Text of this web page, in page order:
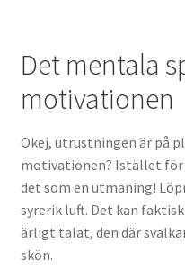
Det mentala
motivationen
Okej, utrustningen är på
motivationen? Istället för
det som en utmaning!
syrerik luft. Det kan
ärligt talat, den där
skön.